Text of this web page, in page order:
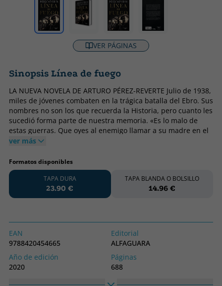
VER PÁGINAS
Sinopsis Línea de fuego
LA NUEVA NOVELA DE ARTURO PÉREZ-REVERTE Julio de 1938,
miles de jóvenes combaten en la trágica batalla del Ebro. Sus
nombres no son los que recuerda la Historia, pero cuanto les
sucedió forma parte de nuestra memoria. «Es lo malo de
estas guerras. Que oyes al enemigo llamar a su madre en el
mismo idioma que tú.» Durante la noche del 24 al 25 de julio
cruza el río para establecer una cabeza de puente en
Castellets del Segre. En las inmediaciones del pueblo, medio
batallón de infantería, un tabor marroquí y una compañía de
la Legión defienden la zona. Está a punto de comenzar la
batalla del Ebro, la más cruda y sangrienta que se libró
ficción con datos históricos y testimonios personales, Arturo
Pérez-Reverte sitúa al lector, con sobrecogedor realismo,
entre quienes, voluntarios o a la fuerza, lucharon en los
que recuerda la Historia, pero cuanto les sucedió resuena en
estas páginas con el dramatismo de una memoria que nos
ver más
Formatos disponibles
TAPA DURA
23.90 €
TAPA BLANDA O BOLSILLO
14.96 €
EAN
9788420454665
Editorial
ALFAGUARA
Año de edición
2020
Páginas
688
Idioma